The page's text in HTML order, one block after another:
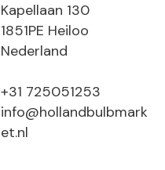
Kapellaan 130
1851PE Heiloo
Nederland
+31 725051253
info@hollandbulbmark
et.nl